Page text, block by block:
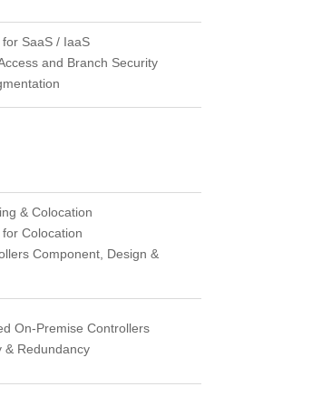
SaaS / IaaS
and Branch Security
& Colocation
Colocation
Component, Design &
On-Premise Controllers
& Redundancy